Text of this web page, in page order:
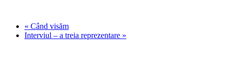
« Când visăm
Interviul – a treia reprezentare »